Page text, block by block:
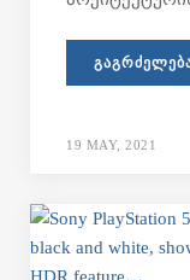
19 MAY, 2021